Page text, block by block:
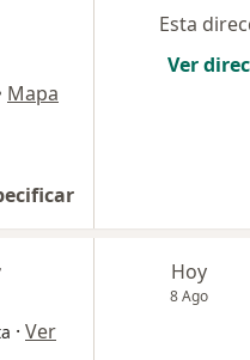
Mapa
Esta
Ver
· Ver
Hoy
8 Ago